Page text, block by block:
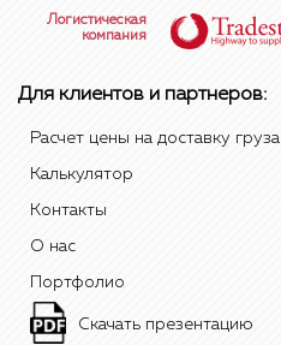
Логистическая
компания
Для клиентов и партнеров:
Расчет цены на доставку груза
Калькулятор
Контакты
О нас
Портфолио
Скачать презентацию